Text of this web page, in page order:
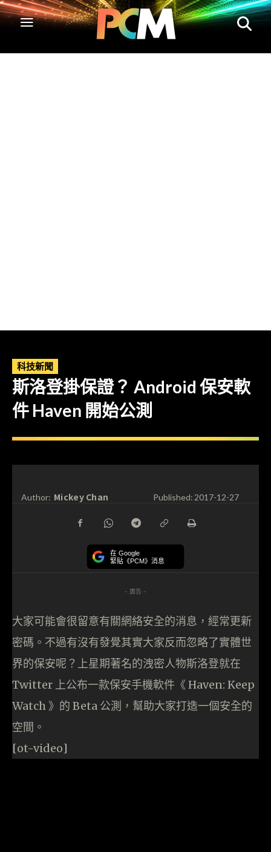
科技新聞
斯洛登掛保證？ Android 保安軟
件 Haven 開始公測
Author: Mickey Chan Published:2017-12-27
在 Google
緊貼《PCM》消息
- 廣告 -
大家可能會很留意有關網絡安全的消息，經常更新
密碼。不過有沒有發覺其實大家反而忽略了實體世
界的保安呢？上星期著名的洩密人物斯洛登就在
Twitter 上公布一款保安手機軟件《 Haven: Keep
Watch 》的 Beta 公測，幫助大家打造一個安全的
空間。
[ot-video]